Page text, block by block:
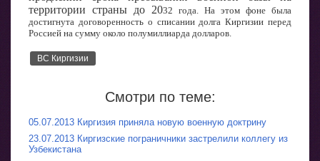
территории страны до 2032 года. На этом фоне была
достигнута договоренность о списании долга Киргизии перед
Россией на сумму около полумиллиарда долларов.
ВС Киргизии
Смотри по теме:
05.07.2013 Киргизия приняла новую военную доктрину
23.07.2013 Киргизские пограничники застрелили коллегу из
Узбекистана